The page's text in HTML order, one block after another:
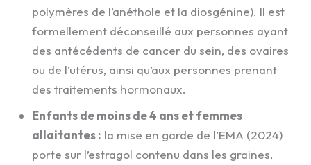
polymères de l’anéthole et la diosgénine). Il est
formellement déconseillé aux personnes ayant
des antécédents de cancer du sein, des ovaires
ou de l’utérus, ainsi qu’aux personnes prenant
des traitements hormonaux.
Enfants de moins de 4 ans et femmes
allaitantes : la mise en garde de l’EMA (2024)
porte sur l’estragol contenu dans les graines,